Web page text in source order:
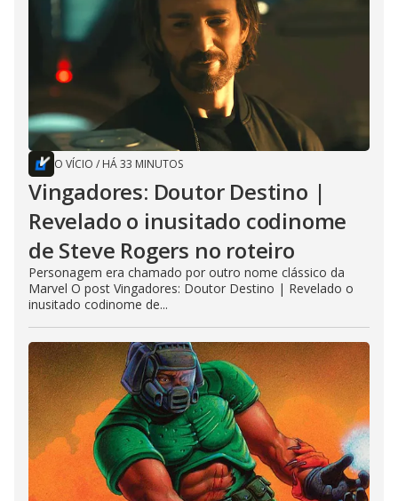
O VÍCIO / HÁ 33 MINUTOS
Vingadores: Doutor Destino |
Revelado o inusitado codinome
de Steve Rogers no roteiro
Personagem era chamado por outro nome clássico da
Marvel O post Vingadores: Doutor Destino | Revelado o
inusitado codinome de...